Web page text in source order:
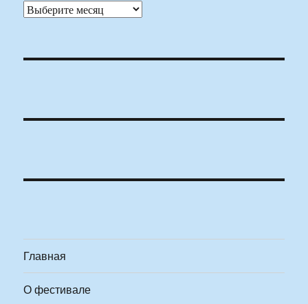
Архивы
Главная
О фестивале